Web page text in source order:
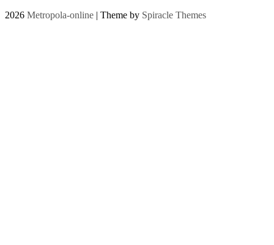
2026 Metropola-online | Theme by Spiracle Themes